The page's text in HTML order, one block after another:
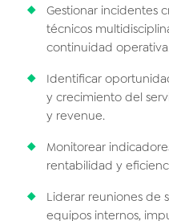
Gestionar incidentes
técnicos
continuidad
Identificar
y crecimiento del
y revenue.
Monitorear
rentabilidad y
Liderar reuniones de
equipos internos,